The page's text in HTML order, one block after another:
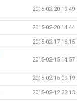
2015-02-20 19:49
2015-02-20 14:44
2015-02-17 16:15
2015-02-15 14:57
2015-02-15 09:19
2015-02-12 23:13